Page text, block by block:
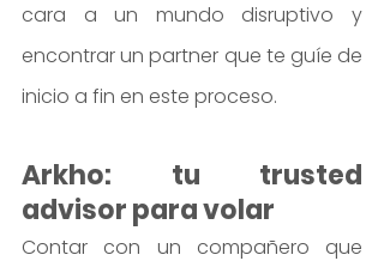
cara a un mundo disruptivo y
encontrar un partner que te guíe de
inicio a fin en este proceso.
Arkho: tu trusted
advisor para volar
Contar con un compañero que